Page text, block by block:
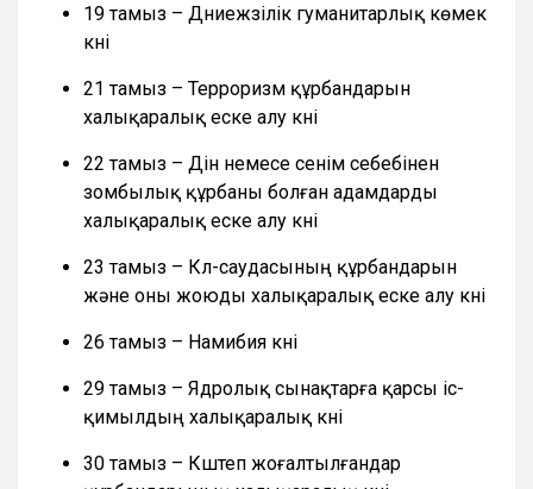
19 тамыз – Дүниежүзілік гуманитарлық көмек
күні
21 тамыз – Терроризм құрбандарын
халықаралық еске алу күні
22 тамыз – Дін немесе сенім себебінен
зомбылық құрбаны болған адамдарды
халықаралық еске алу күні
23 тамыз – Күл-саудасының құрбандарын
және оны жоюды халықаралық еске алу күні
26 тамыз – Намибия күні
29 тамыз – Ядролық сынақтарға қарсы іс-
қимылдың халықаралық күні
30 тамыз – Күштеп жоғалтылғандар